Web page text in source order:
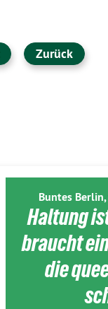
Zurück
Buntes
Haltung
braucht
die